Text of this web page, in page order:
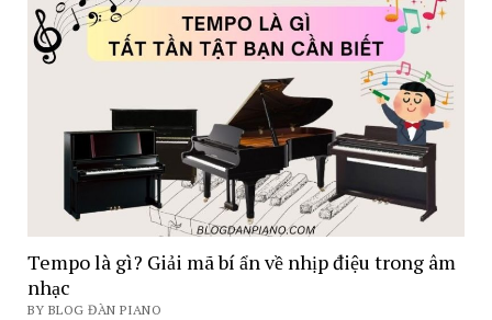
Tempo là gì? Giải mã bí ẩn về nhịp điệu trong âm
nhạc
BY BLOG ĐÀN PIANO